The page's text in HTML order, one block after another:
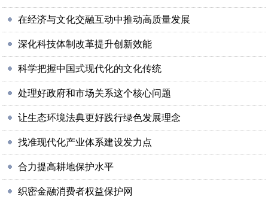
在经济与文化交融互动中推动高质量发展
深化科技体制改革提升创新效能
科学把握中国式现代化的文化传统
处理好政府和市场关系这个核心问题
让生态环境法典更好践行绿色发展理念
找准现代化产业体系建设发力点
合力提高耕地保护水平
织密金融消费者权益保护网